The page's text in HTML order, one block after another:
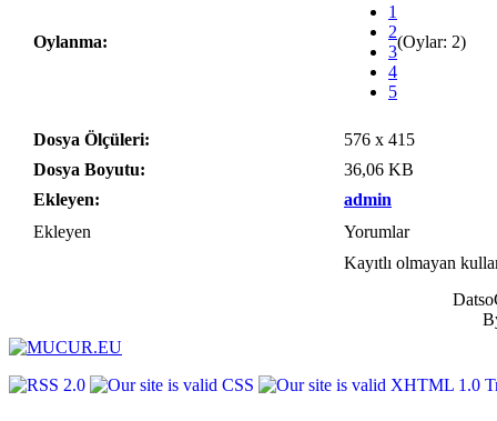
Oylanma:
1
2
3
4
5
(Oylar: 2)
Dosya Ölçüleri:
576 x 415
Dosya Boyutu:
36,06 KB
Ekleyen:
admin
Ekleyen
Yorumlar
Kayıtlı olmayan